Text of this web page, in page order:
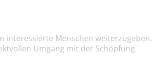
interessierte Menschen weiterzugeben.
Umgang mit der Schöpfung.